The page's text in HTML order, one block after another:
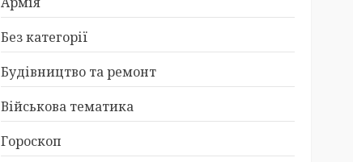
Без категорії
Будівництво та ремонт
Військова тематика
Гороскоп